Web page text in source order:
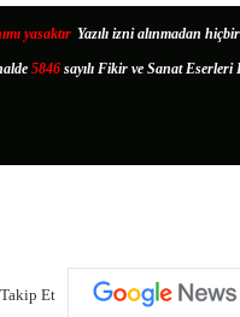
yasaktır. Yazılı izni alınmadan
5846 sayılı Fikir ve Sanat Eserleri
Takip Et